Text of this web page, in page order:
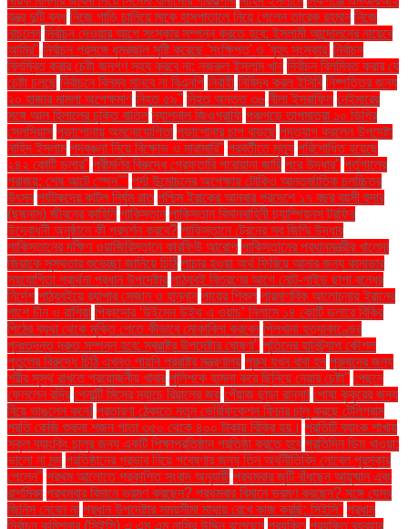
যন্ত্র দুটি বন্ধ নিজে গাড়ি চালিয়ে মাকে হাসপাতালে নিয়ে গেলেন তারেক রহমান নিজে
নাচলেন নির্বাচন দেওয়ার আগে সংস্কার সম্পন্ন করতে হবে: ইসলামী আন্দোলনের নায়েবে
আমির" নির্বাচন প্রসঙ্গে ধূম্রজাল সৃষ্টি করেছে 'সংক্ষিপ্ত' ও 'বৃহৎ সংস্কার' নির্বাচন
বিলম্বিত করার চেষ্টা জনগণ সহ্য করবে না: নজরুল ইসলাম খান নির্বাচন বিলম্বিত করার যে
চেষ্টা চলছে নির্বাচনে বিলম্ব মানবে না বিএনপি নির্বাহী নিষিদ্ধ করল ইসিবি নিষ্পত্তির জন্য
২০ হাজার মামলা অপেক্ষমাণ নিহত ৫৯" নিহত অন্তত ৩৬ নীলা ইসরাফিল নেইমারের
সঙ্গে আল হিলালের চুক্তি বাতিল ন্যাশনাল জিওগ্রাফি পঞ্চগড়ে তাপমাত্রা ১০ ডিগ্রি
সেলসিয়াস পড়াশোনায় অমনোযোগিতা পড়াশোনার চাপ বাড়ছে পদত্যাগ করলেন উপদেষ্টা
নাহিদ ইসলাম পদবঞ্চনা নিয়ে বিক্ষোভ ও মারামারি" পরবর্তীতে মৃত্যু পরিশোধিত হয়েছে
২৪২ কোটি ডলার" পরীমণির বিরুদ্ধে গ্রেফতারি পরোয়ানা জারি পরে উদ্ধার" পর্তুগালের
পরাজয়; শেষ আটে স্পেন"" পর্দা উন্মোচনের অপেক্ষায় টোকিও আন্তর্জাতিক চলচ্চিত্র
উৎসব পর্যটকদের কাটল নির্ঘুম রাত পশ্চিম ইরাকের আনবার প্রদেশে ১৭ বছর বয়সী হুদার
(ছদ্মনাম) জীবনের কাহিনি পাকিস্তান পাকিস্তান বিমানবাহিনী চ্যাম্পিয়নস ট্রফির
উদ্বোধনী অনুষ্ঠানে কী প্রদর্শন করবে? পাকিস্তানে ট্রেনের সব জিম্মি উদ্ধার
পাকিস্তানের দক্ষিণ ওয়াজিরিস্তানে কারফিউ আরোপ পাকিস্তানের প্রধানমন্ত্রীর খালেদা
জিয়াকে সুস্থতার শুভেচ্ছা জানিয়ে চিঠি পাচার হওয়া অর্থ ফিরিয়ে আনার জন্য কানাডার
সহযোগিতা প্রার্থনা প্রধান উপদেষ্টার পাঠ্যবই বিতরণের আগে নোট-গাইড ছাপা বন্ধের
নির্দেশ পাঠ্যবইয়ে র‍্যাপার সেজান ও হান্নান পায়ের শিকল পারমাণবিক আলোচনায় ইরানের
পাশে চীন ও রাশিয়া পিকাসোর ‘উইমেন উইথ এ ওয়াচ’ নিলামে ১৪ কোটি ডলারে বিক্রি
পিঠের ব্যথা থেকে মুক্তি পেতে কীভাবে মোকাবিলা করবেন পিলখানা হত্যাকাণ্ডের
পুনঃতদন্ত দ্রুত সম্পন্ন হবে: স্বরাষ্ট্র উপদেষ্টার ঘোষণা" পুতিনের হানিট্র্যাপ কৌশল
পুতুলের বিরুদ্ধে চিঠি এখনও পায়নি পররাষ্ট্র মন্ত্রণালয় পুরুষ যখন বাবা হন পুরুষদের জন্য
শরীর সুস্থ রাখতে প্রয়োজনীয় খাবার পুলিশকে হামলা করে ছিনিয়ে নেয়ার চেষ্টা" পেছনে
ফেললেন রদ্রি পেনাল্টি মিসের ম্যাচে রিয়ালের জয় পেঁয়াজ ছাড়া রান্না! পোষা কুকুরের জন্য
বিয়ে ভাঙলেন কনে! প্রতারণা ঠেকাতে নতুন ভেরিফিকেশন ফিচার চালু করছে টেলিগ্রাম
প্রতি কেজি শুকনা শজন পাতা ৩৫০ থেকে ৪০০ টাকায় বিক্রি হয়। প্রতিটি ব্যাংক শাখায়
স্কুল ব্যাংকিং চালুর জন্য একটি শিক্ষাপ্রতিষ্ঠান প্রতিষ্ঠা করতে হবে প্রতিদিন ডিম খাওয়া:
ভালো না মন্দ প্রতিষ্ঠানের প্রভাব নিয়ে গবেষণার জন্য তিন অর্থনীতিবিদ নোবেল পুরস্কার
পেলেন" প্রথম আলোতে প্রকাশিত সংবাদ অনুযায়ী প্রথমবার জুটি বাঁধছেন আয়ুষ্মান এবং
রাশমিকা প্রথমবার বিমানে ভ্রমণ করছেন? প্রথমবার বিমানে ভ্রমণ করছেন? সঙ্গে যেসব
জিনিস নেবেন না প্রধান উপদেষ্টার সময়সীমা মাথায় রেখে কাজ করছি: সিইসি" প্রধান
নির্বাচন কমিশনার (সিইসি) এ এম এম নাসির উদ্দিন বলেছেন প্রযুক্তি প্রযুক্তি ব্যবহার